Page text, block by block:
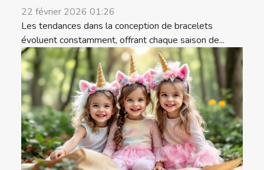
22 février 2026 01:26
Les tendances dans la conception de bracelets
évoluent constamment, offrant chaque saison de...